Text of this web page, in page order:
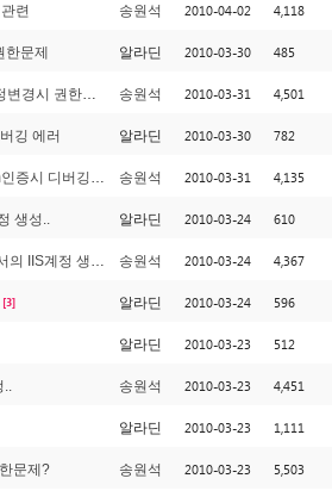
련 송원석 2010-04-02 4,118
한문제 알라딘 2010-03-30 485
경시 권한문제 송원석 2010-03-31 4,501
깅 에러 알라딘 2010-03-30 782
시 디버깅 에러 송원석 2010-03-31 4,135
생성.. 알라딘 2010-03-24 610
IIS계정 생성.. 송원석 2010-03-24 4,367
[3] 알라딘 2010-03-24 596
알라딘 2010-03-23 512
.. 송원석 2010-03-23 4,451
알라딘 2010-03-23 1,111
문제? 송원석 2010-03-23 5,503